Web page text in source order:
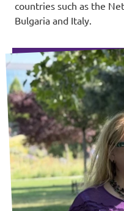
countries such as the
Bulgaria and Italy.